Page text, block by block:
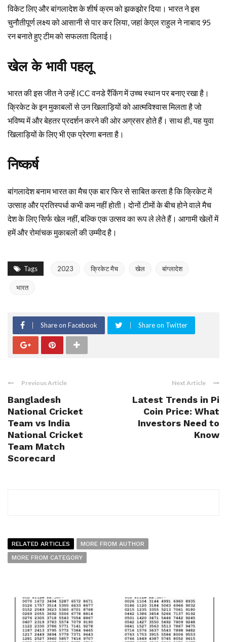
विकेट लिए और बांगलादेश के शीर्ष क्रम को झकझोर दिया। भारत ने इस
चुनौतीपूर्ण लक्ष्य को आसानी से पार कर लिया, जहां केएल राहुल ने नाबाद 95
रन बनाते हुए टीम को सफलता दिलाई।
खेल के भावी पहलू
भारत की इस जीत ने उन्हें ICC वनडे रैंकिंग में उच्च स्थान पर बनाए रखा है।
क्रिकेट के इन मुकाबलों से उन खिलाड़ियों को आत्मविश्वास मिलता है जो
भविष्य में और बेहतर प्रदर्शन करने की ओर अग्रसर होते हैं। साथ ही, यह युवा
खिलाड़ियों के लिए भी एक प्रेरणा बनता है।
निष्कर्ष
बांगलादेश बनाम भारत का मैच एक बार फिर से साबित करता है कि क्रिकेट में
उत्साह और प्रतिस्पर्धा कभी कम नहीं होती। दोनों टीमों के बीच होने वाले मैच
देश के लिए सिर्फ खेल नहीं, बल्कि एक उत्सव का रूप ले लेते हैं। आगामी खेलों में
हमें और रोमांचक मुकाबलों की उम्मीद है।
Tags 2023 क्रिकेट मैच खेल बांग्लादेश
भारत
Share on Facebook Share on Twitter
Previous Article
Bangladesh
National Cricket
Team vs India
National Cricket
Team Match
Scorecard
Next Article
Latest Trends in Pi
Coin Price: What
Investors Need to
Know
RELATED ARTICLES
MORE FROM AUTHOR
MORE FROM CATEGORY